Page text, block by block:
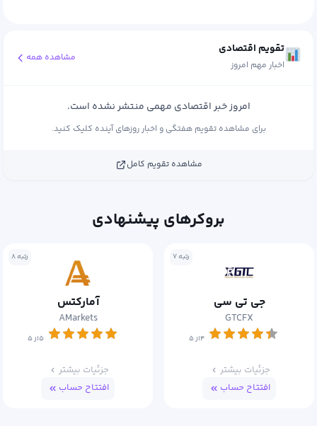
تقویم اقتصادی
اخبار مهم امروز
مشاهده همه
امروز خبر اقتصادی مهمی منتشر نشده است.
برای مشاهده تقویم هفتگی و اخبار روزهای آینده کلیک کنید.
مشاهده تقویم کامل
بروکرهای پیشنهادی
رتبه ۸
آمارکتس
AMarkets
۵از ۵
جزئیات بیشتر
افتتاح حساب
رتبه ۹
اوربکس
Orbex
۵از ۵
جزئیات بیشتر
افتتاح حساب